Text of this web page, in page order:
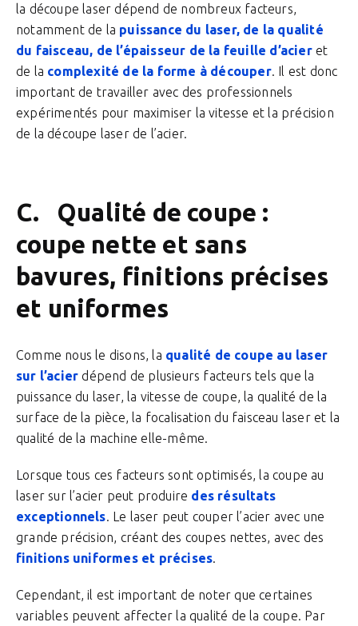
la découpe laser dépend de nombreux facteurs,
notamment de la puissance du laser, de la qualité
du faisceau, de l’épaisseur de la feuille d’acieret
de la complexité de la forme à découper. Il est donc
important de travailler avec des professionnels
expérimentés pour maximiser la vitesse et la précision
de la découpe laser de l’acier.
C. Qualité de coupe :
coupe nette et sans
bavures, finitions précises
et uniformes
Comme nous le disons, la qualité de coupe au laser
sur l’acier dépend de plusieurs facteurs tels que la
puissance du laser, la vitesse de coupe, la qualité de la
surface de la pièce, la focalisation du faisceau laser et la
qualité de la machine elle-même.
Lorsque tous ces facteurs sont optimisés, la coupe au
laser sur l’acier peut produire des résultats
exceptionnels. Le laser peut couper l’acier avec une
grande précision, créant des coupes nettes, avec des
finitions uniformes et précises.
Cependant, il est important de noter que certaines
variables peuvent affecter la qualité de la coupe. Par